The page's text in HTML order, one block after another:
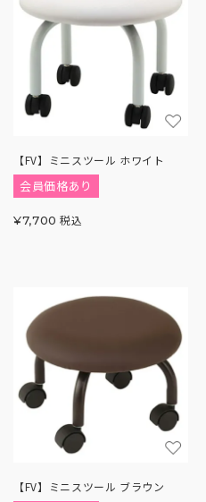
【FV】ミニスツール ホワイト
会員価格あり
¥7,700 税込
【FV】ミニスツール ブラウン